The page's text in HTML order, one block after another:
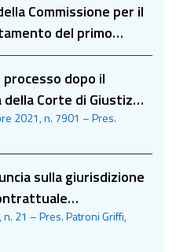
Commissione per il
del primo
dopo il
Corte di Giustizia
2021, n. 7901 – Pres.
sulla giurisdizione
delle
contratti pubblici
21 – Pres. Patroni Griffi,